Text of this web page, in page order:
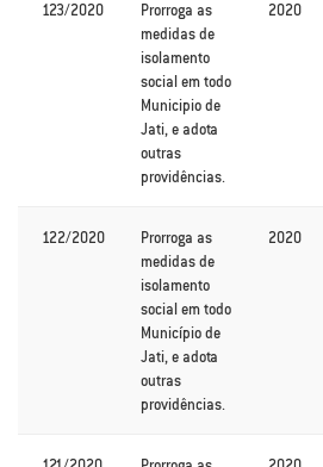
123/2020
Prorroga as
medidas de
isolamento
social em todo
Municipio de
Jati, e adota
outras
providências.
2020
122/2020
Prorroga as
medidas de
isolamento
social em todo
Município de
Jati, e adota
outras
providências.
2020